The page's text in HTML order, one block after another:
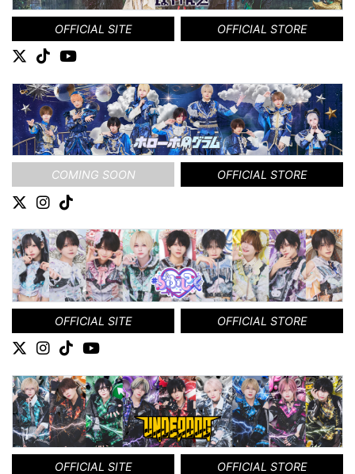
OFFICIAL SITE OFFICIAL STORE
COMING SOON OFFICIAL STORE
OFFICIAL SITE OFFICIAL STORE
OFFICIAL SITE OFFICIAL STORE